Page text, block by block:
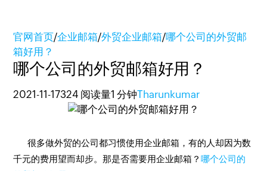
官网首页/企业邮箱/外贸企业邮箱/哪个公司的外贸邮
箱好用？
哪个公司的外贸邮箱好用？
2021-11-17324 阅读量1 分钟Tharunkumar
很多做外贸的公司都习惯使用企业邮箱，有的人却因为数
千元的费用望而却步。那是否需要用企业邮箱？哪个公司的